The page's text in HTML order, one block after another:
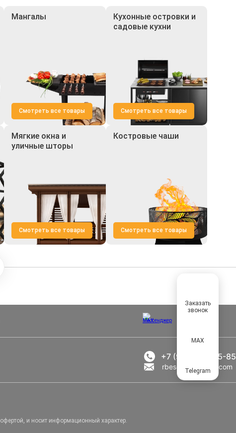
Мангалы
Смотреть все товары
Кухонные островки и
садовые кухни
Смотреть все товары
Мягкие окна и
уличные шторы
Смотреть все товары
Костровые чаши
Смотреть все товары
+7 (969) 777-85-85
rbesedka@gmail.com
и носит информационный характер.
Заказать
звонок
MAX
Telegram